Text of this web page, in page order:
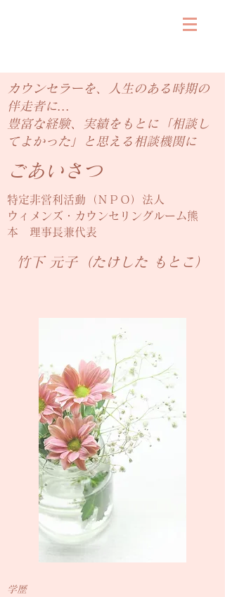
カウンセラーを、人生のある時期の
伴走者に…
豊富な経験、実績をもとに「相談し
てよかった」と思える相談機関に
​ごあいさつ
特定非営利活動（ＮＰＯ） 法人
ウィメンズ・カウンセリングルーム熊
本 理事長兼代表
竹下 元子（たけした もとこ）
学歴